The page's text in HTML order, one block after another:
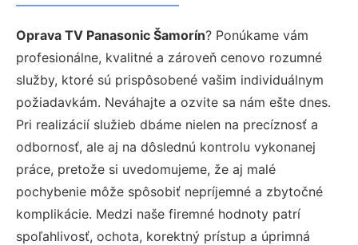
Oprava TV Panasonic Šamorín? Ponúkame vám
profesionálne, kvalitné a zároveň cenovo rozumné
služby, ktoré sú prispôsobené vašim individuálnym
požiadavkám. Neváhajte a ozvite sa nám ešte dnes.
Pri realizácií služieb dbáme nielen na precíznosť a
odbornosť, ale aj na dôslednú kontrolu vykonanej
práce, pretože si uvedomujeme, že aj malé
pochybenie môže spôsobiť nepríjemné a zbytočné
komplikácie. Medzi naše firemné hodnoty patrí
spoľahlivosť, ochota, korektný prístup a úprimná